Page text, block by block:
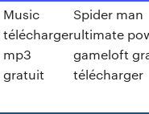
Music
télécharger
mp3
gratuit
Spider man
ultimate
gameloft
télécharger